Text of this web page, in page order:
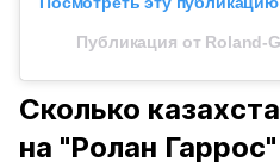
Публикация от Roland-
Сколько
на "Ролан Гаррос"